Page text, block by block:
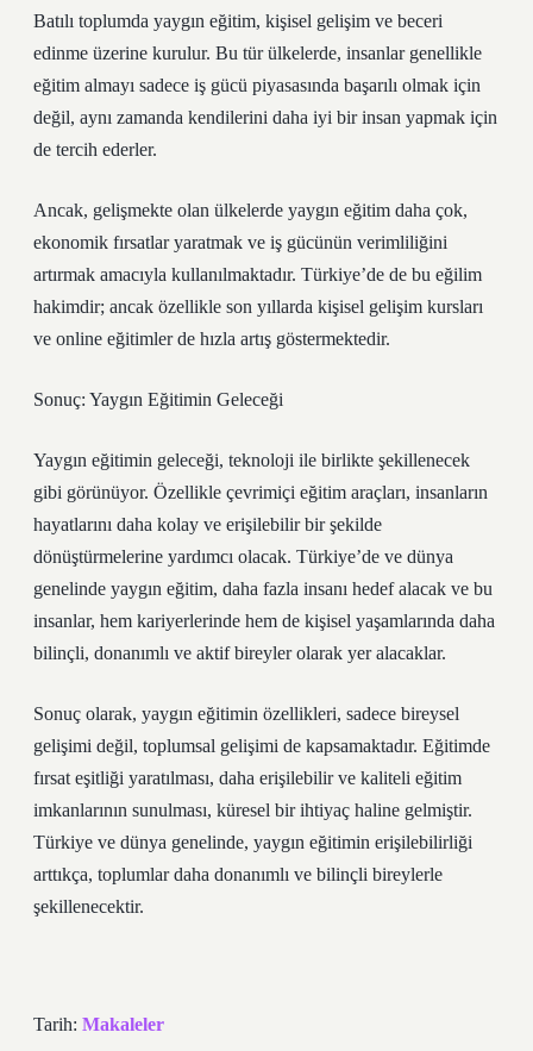
Batılı toplumda yaygın eğitim, kişisel gelişim ve beceri
edinme üzerine kurulur. Bu tür ülkelerde, insanlar genellikle
eğitim almayı sadece iş gücü piyasasında başarılı olmak için
değil, aynı zamanda kendilerini daha iyi bir insan yapmak için
de tercih ederler.
Ancak, gelişmekte olan ülkelerde yaygın eğitim daha çok,
ekonomik fırsatlar yaratmak ve iş gücünün verimliliğini
artırmak amacıyla kullanılmaktadır. Türkiye’de de bu eğilim
hakimdir; ancak özellikle son yıllarda kişisel gelişim kursları
ve online eğitimler de hızla artış göstermektedir.
Sonuç: Yaygın Eğitimin Geleceği
Yaygın eğitimin geleceği, teknoloji ile birlikte şekillenecek
gibi görünüyor. Özellikle çevrimiçi eğitim araçları, insanların
hayatlarını daha kolay ve erişilebilir bir şekilde
dönüştürmelerine yardımcı olacak. Türkiye’de ve dünya
genelinde yaygın eğitim, daha fazla insanı hedef alacak ve bu
insanlar, hem kariyerlerinde hem de kişisel yaşamlarında daha
bilinçli, donanımlı ve aktif bireyler olarak yer alacaklar.
Sonuç olarak, yaygın eğitimin özellikleri, sadece bireysel
gelişimi değil, toplumsal gelişimi de kapsamaktadır. Eğitimde
fırsat eşitliği yaratılması, daha erişilebilir ve kaliteli eğitim
imkanlarının sunulması, küresel bir ihtiyaç haline gelmiştir.
Türkiye ve dünya genelinde, yaygın eğitimin erişilebilirliği
arttıkça, toplumlar daha donanımlı ve bilinçli bireylerle
şekillenecektir.
Tarih: Makaleler